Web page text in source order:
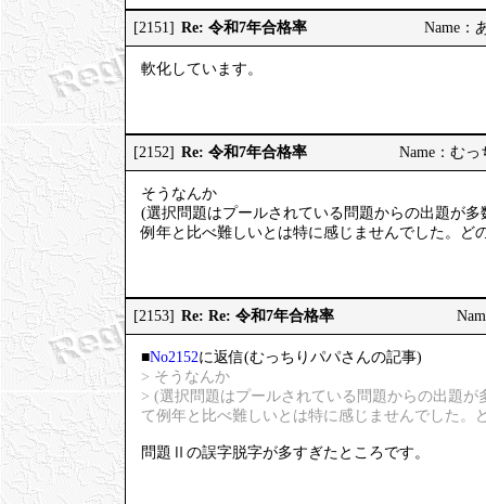
[2151] Re: 令和7年合格率 Name：
軟化しています。
[2152] Re: 令和7年合格率 Name：む
そうなんか
(選択問題はプールされている問題からの出題が
例年と比べ難しいとは特に感じませんでした。ど
[2153] Re: Re: 令和7年合格率
■No2152に返信(むっちりパパさんの記事)
> そうなんか
> (選択問題はプールされている問題からの出題
て例年と比べ難しいとは特に感じませんでした。
問題Ⅱの誤字脱字が多すぎたところです。